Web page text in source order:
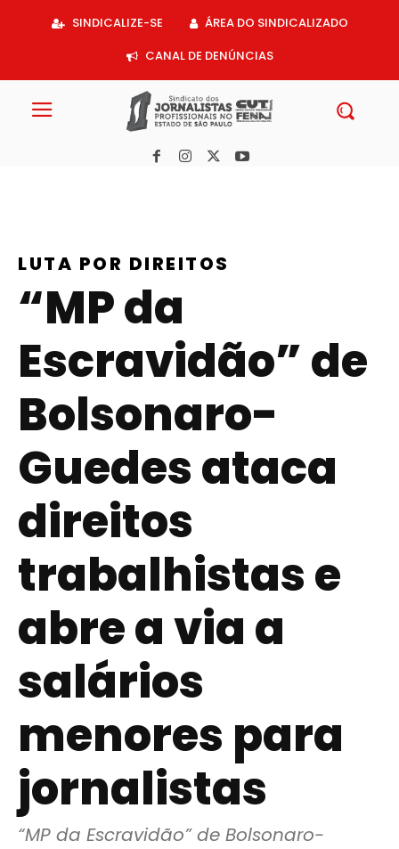
SINDICALIZE-SE
ÁREA DO SINDICALIZADO
CANAL DE DENÚNCIAS
LUTA POR DIREITOS
“MP da
Escravidão” de
Bolsonaro-
Guedes ataca
direitos
trabalhistas e
abre a via a
salários
menores para
jornalistas
“MP da Escravidão” de Bolsonaro-